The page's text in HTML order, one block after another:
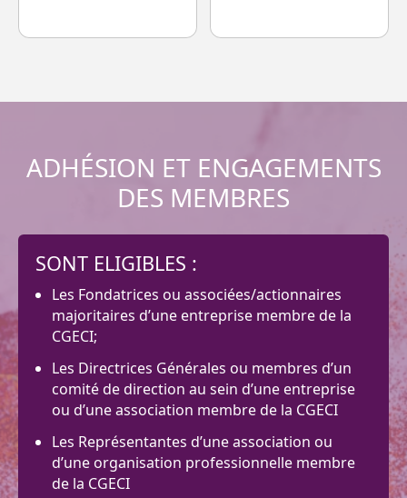
ADHÉSION ET ENGAGEMENTS
DES MEMBRES​
SONT ELIGIBLES :
Les Fondatrices ou associées/actionnaires
majoritaires d’une entreprise membre de la
CGECI;
Les Directrices Générales ou membres d’un
comité de direction au sein d’une entreprise
ou d’une association membre de la CGECI
Les Représentantes d’une association ou
d’une organisation professionnelle membre
de la CGECI